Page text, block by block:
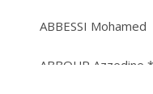
ABBESSI Mohamed
ABBOUR Azzedine *